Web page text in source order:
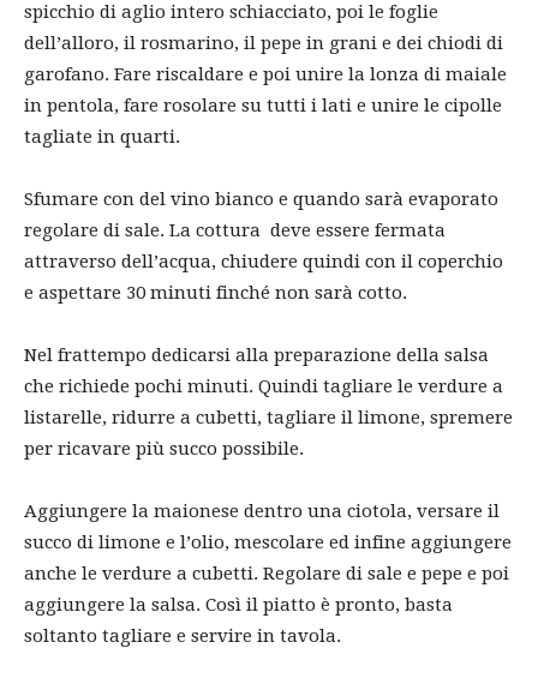
spicchio di aglio intero schiacciato, poi le foglie
dell’alloro, il rosmarino, il pepe in grani e dei chiodi di
garofano. Fare riscaldare e poi unire la lonza di maiale
in pentola, fare rosolare su tutti i lati e unire le cipolle
tagliate in quarti.
Sfumare con del vino bianco e quando sarà evaporato
regolare di sale. La cottura deve essere fermata
attraverso dell’acqua, chiudere quindi con il coperchio
e aspettare 30 minuti finché non sarà cotto.
Nel frattempo dedicarsi alla preparazione della salsa
che richiede pochi minuti. Quindi tagliare le verdure a
listarelle, ridurre a cubetti, tagliare il limone, spremere
per ricavare più succo possibile.
Aggiungere la maionese dentro una ciotola, versare il
succo di limone e l’olio, mescolare ed infine aggiungere
anche le verdure a cubetti. Regolare di sale e pepe e poi
aggiungere la salsa. Così il piatto è pronto, basta
soltanto tagliare e servire in tavola.